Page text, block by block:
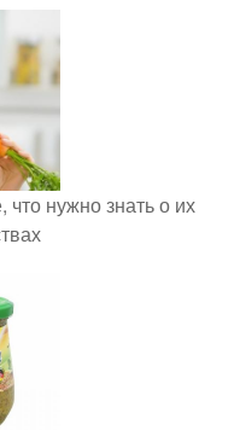
нужно знать о их